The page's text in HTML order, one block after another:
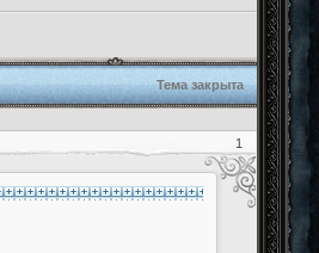
Тема закрыта
1